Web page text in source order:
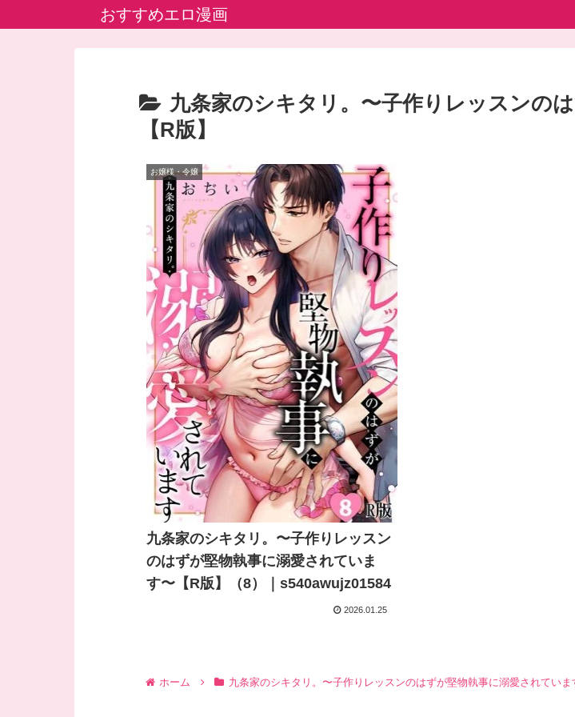
おすすめエロ漫画
九条家のシキタリ。〜子作りレッスンの
【R版】
お嬢様・令嬢
九条家のシキタリ。〜子作りレッスン
のはずが堅物執事に溺愛されていま
す〜【R版】（8）｜s540awujz01584
2026.01.25
ホーム 九条家のシキタリ。〜子作りレッスンのはずが堅物執事に溺愛されていま